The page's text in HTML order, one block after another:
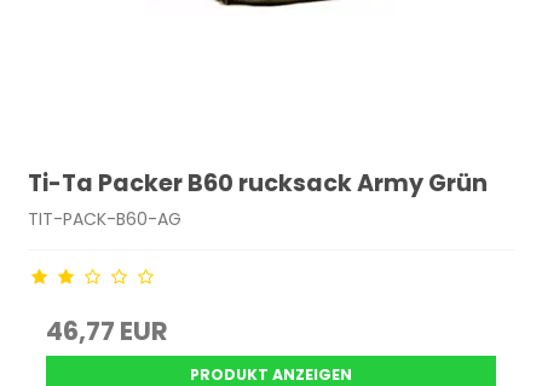
Ti-Ta Packer B60 rucksack Army Grün
TIT-PACK-B60-AG
46,77 EUR
PRODUKT ANZEIGEN